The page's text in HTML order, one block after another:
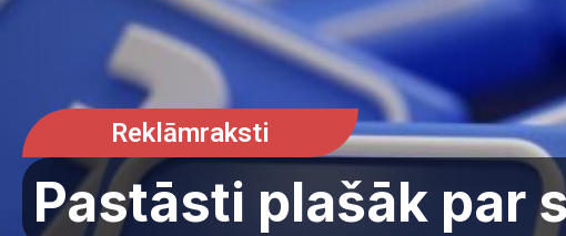
Reklāmraksti
Pastāsti plašāk par